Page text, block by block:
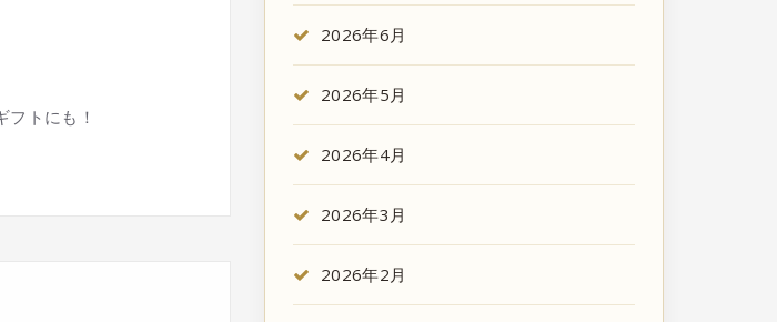
トにも！
2026年6月
2026年5月
2026年4月
2026年3月
2026年2月